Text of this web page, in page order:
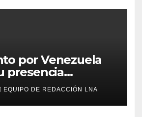
por Venezuela
presencia
en La Ponderosa
de
EQUIPO DE REDACCIÓN LNA